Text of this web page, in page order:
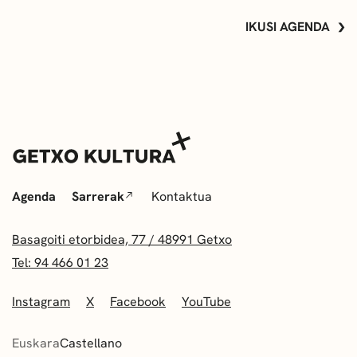
IKUSI AGENDA
Agenda Sarrerak Kontaktua
Basagoiti etorbidea, 77 / 48991 Getxo
Tel: 94 466 01 23
Instagram X Facebook YouTube
EuskaraCastellano